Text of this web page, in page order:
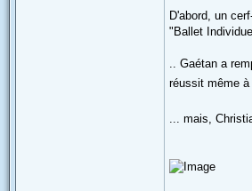
D'abord, un
"Ballet
.. Gaétan a
réussit même
... mais,